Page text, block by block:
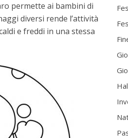
permette ai bambini di
diversi rende l’attività
e freddi in una stessa